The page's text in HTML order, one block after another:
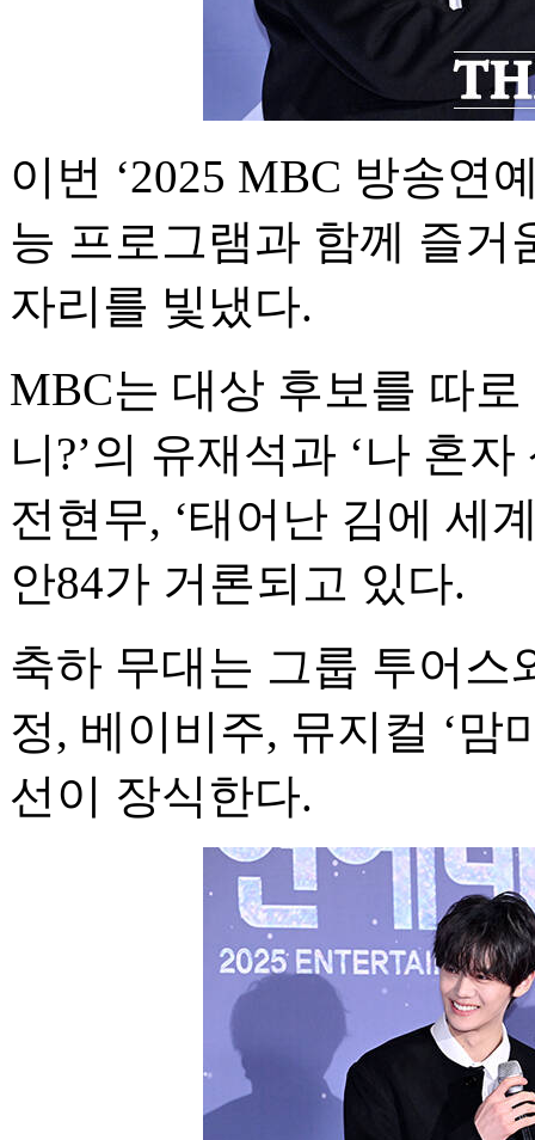
이번 ‘2025 MBC 방송연
능 프로그램과 함께 즐거
자리를 빛냈다.
MBC는 대상 후보를 따
니?’의 유재석과 ‘나 혼
전현무, ‘태어난 김에 세
안84가 거론되고 있다.
축하 무대는 그룹 투어스
정, 베이비주, 뮤지컬 ‘맘
선이 장식한다.